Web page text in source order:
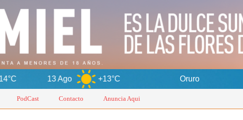
13 Ago +13°C
PodCast Contacto Anuncia Aqui